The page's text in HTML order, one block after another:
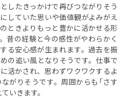
したきっかけで再びつながりそう
していた思いや価値観がよみがえ
ときよりもっと豊かに活かせる形
昔の経験と今の感性がやわらかく
る安心感が生まれます。過去を振
の追い風となりそうです。仕事で
活かされ、思わずワクワクするよ
がりそうです。周囲からも「さす
いきます。